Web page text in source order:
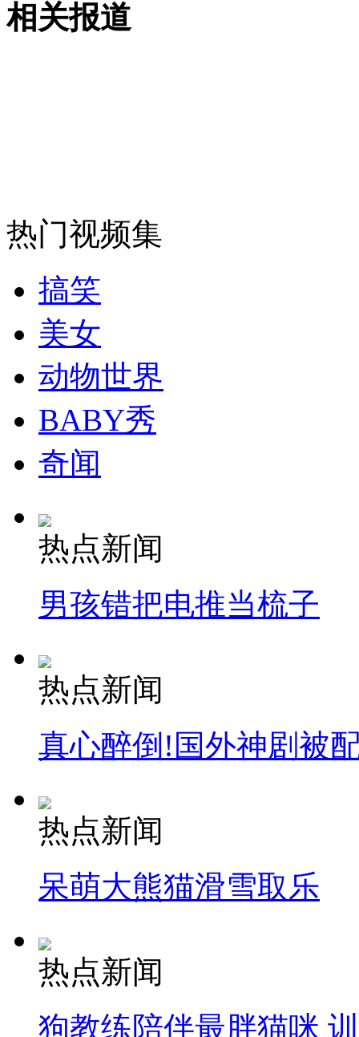
走！跟着总书记去植树
司机酒驾遇交警 急速倒车逃窜
相关报道
热门视频集
搞笑
美女
动物世界
BABY秀
奇闻
热点新闻
男孩错把电推当梳子
热点新闻
真心醉倒!国外神剧被
热点新闻
呆萌大熊猫滑雪取乐
热点新闻
狗教练陪伴最胖猫咪